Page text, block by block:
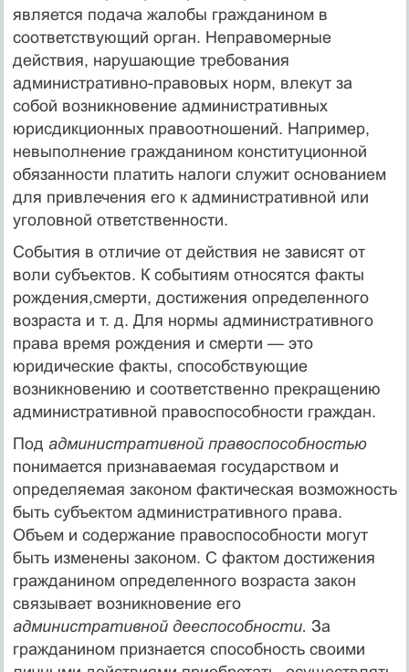
является подача жалобы гражданином в
соответствующий орган. Неправомерные
действия, нарушающие требования
административно-правовых норм, влекут за
собой возникновение административных
юрисдикционных правоотношений. Например,
невыполнение гражданином конституционной
обязанности платить налоги служит основанием
для привлечения его к административной или
уголовной ответственности.
События в отличие от действия не зависят от
воли субъектов. К событиям относятся факты
рождения,смерти, достижения определенного
возраста и т. д. Для нормы административного
права время рождения и смерти — это
юридические факты, способствующие
возникновению и соответственно прекращению
административной правоспособности граждан.
Под административной правоспособностью
понимается признаваемая государством и
определяемая законом фактическая возможность
быть субъектом административного права.
Объем и содержание правоспособности могут
быть изменены законом. С фактом достижения
гражданином определенного возраста закон
связывает возникновение его
административной дееспособности. За
гражданином признается способность своими